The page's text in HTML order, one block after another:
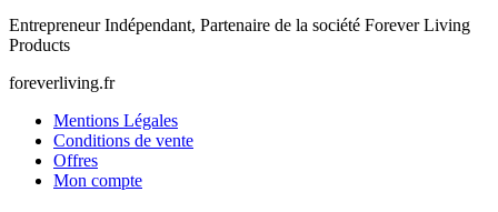
Entrepreneur Indépendant, Partenaire de la société Forever Living
Products
foreverliving.fr
Mentions Légales
Conditions de vente
Offres
Mon compte